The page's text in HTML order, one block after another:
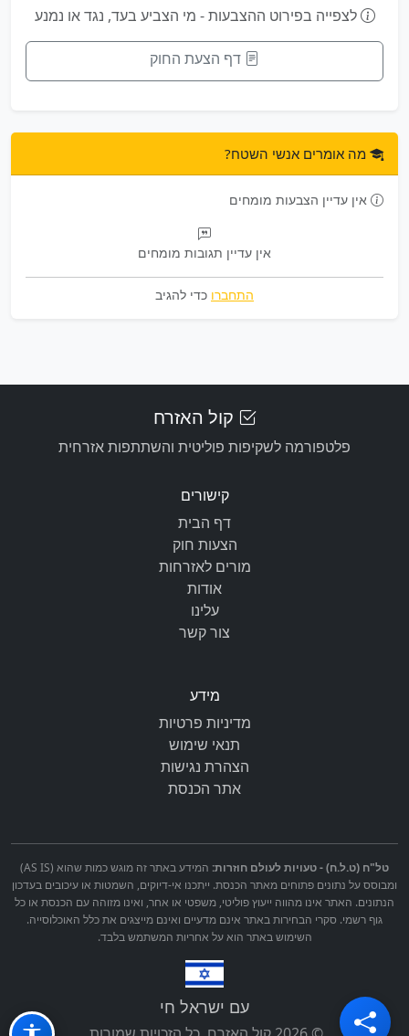
לצפייה בפירוט ההצבעות - מי הצביע בעד, נגד או נמנע
דף הצעת החוק
מה אומרים אנשי השטח?
אין עדיין הצבעות מומחים
אין עדיין תגובות מומחים
התחברו כדי להגיב
קול האזרח
פלטפורמה לשקיפות פוליטית והשתתפות אזרחית
קישורים
דף הבית
הצעות חוק
מורים לאזרחות
אודות
עלינו
צור קשר
מידע
מדיניות פרטיות
תנאי שימוש
הצהרת נגישות
אתר הכנסת
טל"ח (ט.ל.ח) - טעויות לעולם חוזרות:
המידע באתר זה מוגש כמות שהוא (AS IS)
ומבוסס על נתונים פתוחים מאתר הכנסת. ייתכנו אי-דיוקים, השמטות או עיכובים בעדכון
הנתונים. האתר אינו מהווה ייעוץ פוליטי, משפטי או אחר, ואינו מזוהה עם הכנסת או כל
גוף רשמי. סקרי הבחירות באתר אינם מדעיים ואינם מייצגים את כלל האוכלוסייה.
השימוש באתר הוא על אחריות המשתמש בלבד.
עם ישראל חי